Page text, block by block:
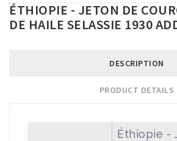
ÉTHIOPIE - JETON DE
DE HAILE SELASSIE 1930
DESCRIPTION
PRODUCT DETAILS
Éthiopie -